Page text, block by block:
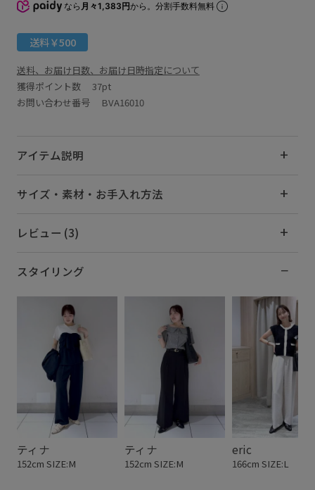
なら 月々1,383円から。分割手数料無料
送料￥500
送料、お届け日数、お届け日時指定について
獲得ポイント数 37pt
お問い合わせ番号 BVA16010
アイテム説明
サイズ・素材・お手入れ方法
レビュー (3)
スタイリング
ティナ
152cm SIZE:M
ティナ
152cm SIZE:M
eric
166cm SIZE:L